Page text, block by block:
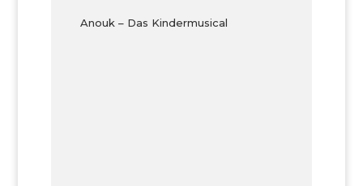
Anouk – Das Kindermusical